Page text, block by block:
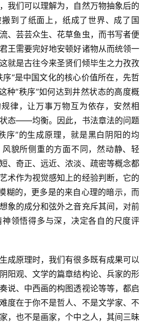
们可以理解为，自然万物抽象后的
到了纸面上，纸成了世界、成了国
、芸芸众生、花草鱼虫，而书写者便
王需要完好地安顿好诸物从而统领一
就是古往今来圣贤们倾毕生之力孜孜
序”是中国文化的核心价值所在，先哲
种“秩序”如何达到井然状态的高度概
律，让万事万物互为依存，安然相
态――均衡。因此，书法章法的问题
序”的生成原理，就是黑白阴阳的均
貌所侧重的方面不同，然动静、轻
、奇正、远近、浓淡、疏密等概念都
术作为视觉感知上的经验判断，它的
糊的，更多是的来自心理的暗示，而
象的成分和弦外之音充斥其间，对前
领悟得多与深，决定各自的尺度评
原理时，我们有很多既有成果可以
阳观、文学的篇章结构论、兵家的形
说、中西画的构图透视论等等，都启
度在于你不是哲人、不是文学家、不
，也不是画家，个中之人，其间三昧